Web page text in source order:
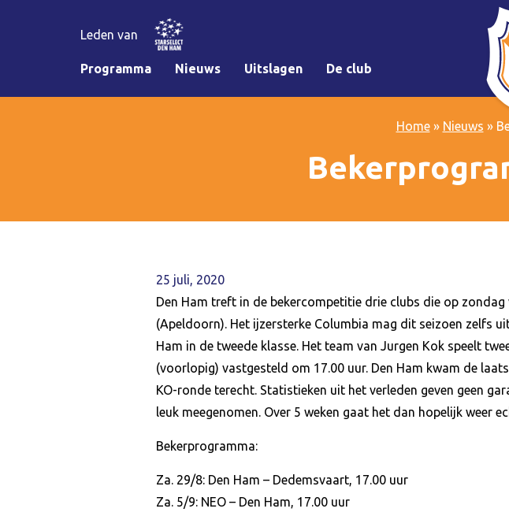
Leden van
Programma Nieuws Uitslagen De club
Home» Nieuws »
25 juli, 2020
Den Ham treft in de bekercompetitie drie clubs die op zondag
(Apeldoorn). Het ijzersterke Columbia mag dit seizoen zelfs
Ham in de tweede klasse. Het team van Jurgen Kok speelt
(voorlopig) vastgesteld om 17.00 uur. Den Ham kwam de
KO-ronde terecht. Statistieken uit het verleden geven geen
leuk meegenomen. Over 5 weken gaat het dan hopelijk weer
Bekerprogramma:
Za. 29/8: Den Ham – Dedemsvaart, 17.00 uur
Za. 5/9: NEO – Den Ham, 17.00 uur